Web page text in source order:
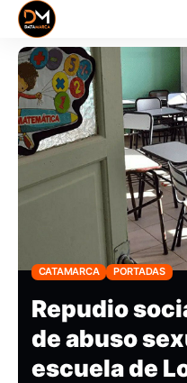
CATAMARCA PORTADAS
Repudio
de abuso
escuela de